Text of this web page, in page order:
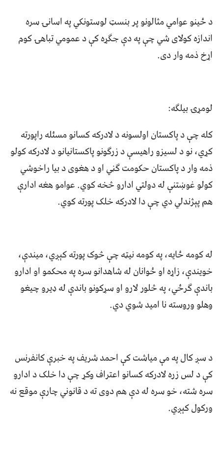
د ځينو عوامي مثالونو پر بنسټ لوستونکي په اسانۍ سره
اندازه کولای شي چې په دې جګړه کې د عمومي تباهۍ کوم
اړخ ذمه وار دی.
لومړۍ بيلګه:
کله چې د پاکستان اولسونه د لادرکه کسانو مسئله راپورته
کړي، نو د لسیزو راهیسې د زرګونو پاکستانیانو د لادرکه کولو
ذمه وار د پاکستان حکومت ګڼي او د هغوی د بیا راخوشي
کولو غوښتنې له دولتي ادارو څخه کوي. عوامو هغه ادارې
هم پېژندلي دي چې دا لادرکه خلک پورته کوي.
له کومه ځایه، په کومه نیټه چې څوک پورته کېږي، میندې،
خویندې، زاړه او ځوانان له شاهدانو سره په محکمو او ادارو
باندې ګرځي، په څلور لارو او سړکونو باندې له ډیرو چیغو
وهلو وروسته نا امید شوي دي.
د سږ کال په مې میاشت کې احمد شریف په خبرې کانفرنس
کې د لس زره لادرکه کسانو اعتراف وکړ چې دا خلک د ادارو
سره شته، خو سره له دې هم دوی ته د قانوني چارې موقع نه
ورکول کېږي.